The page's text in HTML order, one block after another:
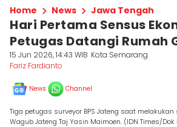
Home News Jawa Tengah
Hari Pertama Sensus
Petugas Datangi Rumah
15 Jun 2026, 14:43 WIB Kota Semarang
Fariz Fardianto
News Channel
Tiga petugas surveyor BPS Jateng saat
Wagub Jateng Taj Yasin Maimoen. (IDN Times/